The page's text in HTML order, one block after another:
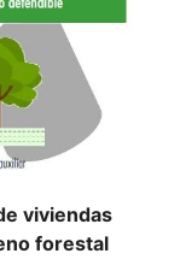
viviendas
forestal